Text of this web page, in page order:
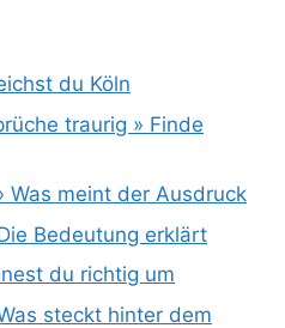
du Köln
traurig » Finde
Was meint der Ausdruck
Bedeutung erklärt
du richtig um
steckt hinter dem